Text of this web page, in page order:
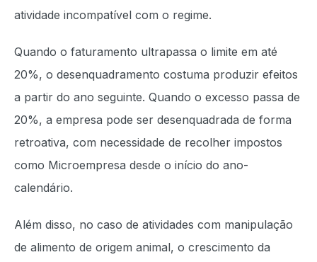
atividade incompatível com o regime.
Quando o faturamento ultrapassa o limite em até
20%, o desenquadramento costuma produzir efeitos
a partir do ano seguinte. Quando o excesso passa de
20%, a empresa pode ser desenquadrada de forma
retroativa, com necessidade de recolher impostos
como Microempresa desde o início do ano-
calendário.
Além disso, no caso de atividades com manipulação
de alimento de origem animal, o crescimento da